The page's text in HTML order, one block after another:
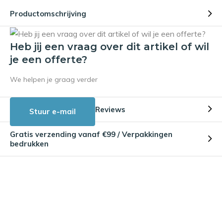
Productomschrijving
Heb jij een vraag over dit artikel of wil
je een offerte?
We helpen je graag verder
Stuur e-mail Reviews
Gratis verzending vanaf €99 / Verpakkingen
bedrukken